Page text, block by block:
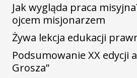
Jak wygląda praca
ojcem misjonarzem
Żywa lekcja edukacji
Podsumowanie XX edycji
Grosza”